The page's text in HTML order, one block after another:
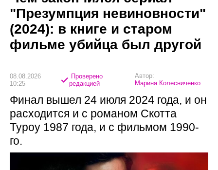
"Презумпция невиновности"
(2024): в книге и старом
фильме убийца был другой
08.08.2026
10:25
Проверено
редакцией
Автор:
Марина Колесниченко
Финал вышел 24 июля 2024 года, и он
расходится и с романом Скотта
Туроу 1987 года, и с фильмом 1990-
го.